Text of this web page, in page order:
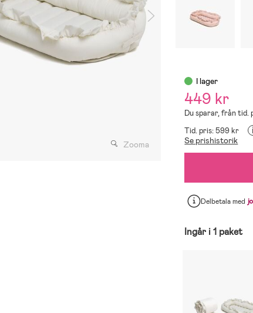
Zooma
I lager
449 kr
Du sparar, från tid.
Tid. pris: 599 kr
Se prishistorik
Delbetalamed
Ingår i 1 paket